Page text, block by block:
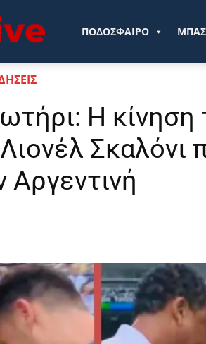
Sportlive.grΠΟΔΟΣΦΑΙΡΟ
Η
Σκαλόνι